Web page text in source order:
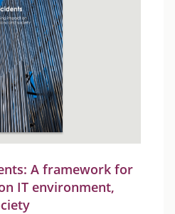
A framework for
IT environment,